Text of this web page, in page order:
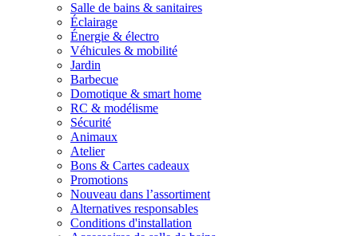
Salle de bains & sanitaires
Éclairage
Énergie & électro
Véhicules & mobilité
Jardin
Barbecue
Domotique & smart home
RC & modélisme
Sécurité
Animaux
Atelier
Bons & Cartes cadeaux
Promotions
Nouveau dans l’assortiment
Alternatives responsables
Conditions d'installation